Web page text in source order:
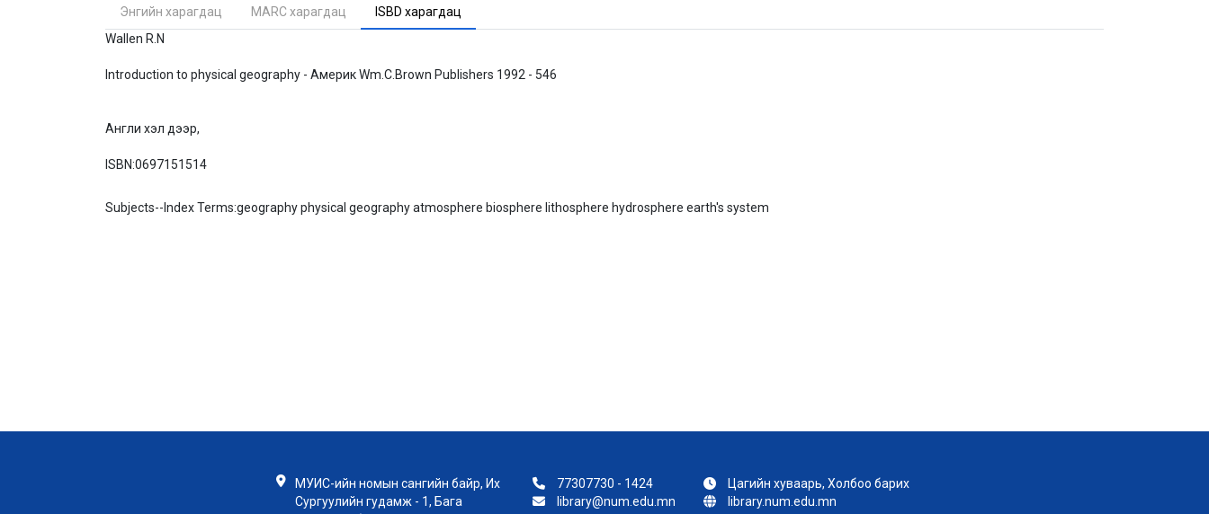
Энгийн харагдац MARC харагдац
ISBD харагдац
Wallen R.N
Introduction to physical geography - Америк Wm.C.Brown Publishers 1992 - 546
Англи хэл дээр,
ISBN:0697151514
Subjects--Index Terms:geography physical geography atmosphere biosphere lithosphere hydrosphere earth's system
МУИС-ийн номын сангийн байр, Их
Сургуулийн гудамж - 1, Бага
77307730 - 1424
library@num.edu.mn
Цагийн хуваарь, Холбоо барих
library.num.edu.mn